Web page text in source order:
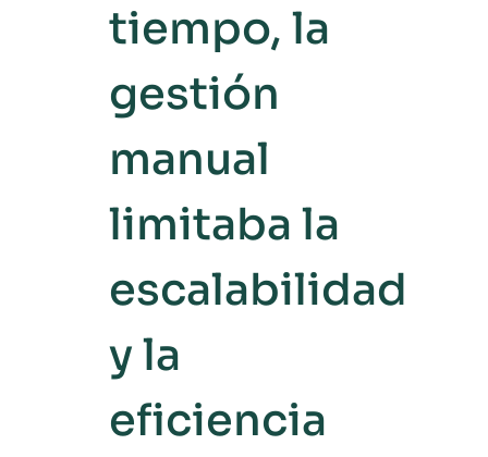
tiempo, la
gestión
manual
limitaba la
escalabilidad
y la
eficiencia